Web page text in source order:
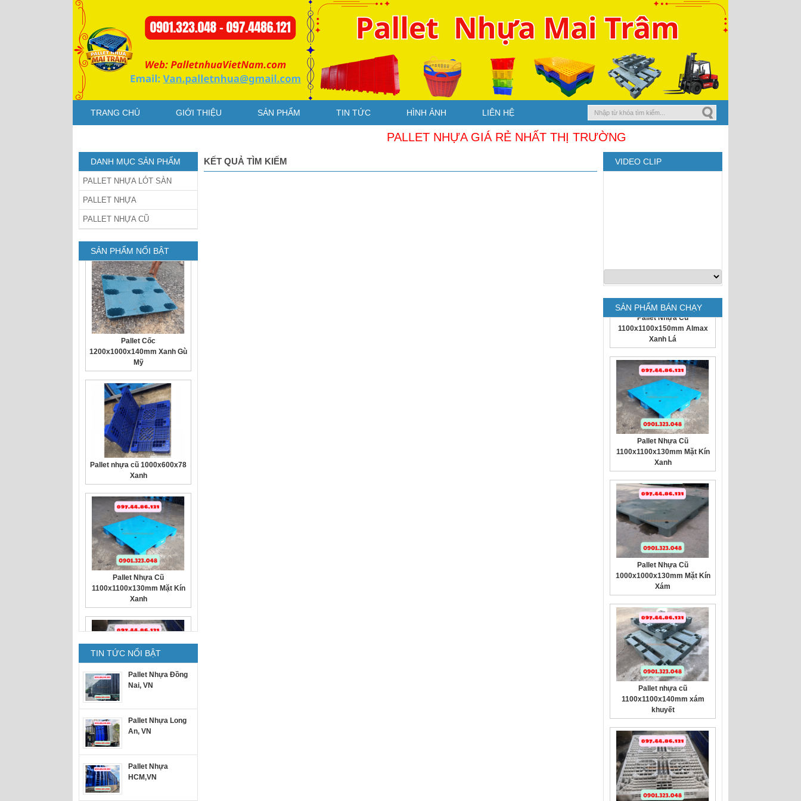
TRANG CHỦ GIỚI THIỆU SẢN PHẨM TIN TỨC HÌNH ẢNH LIÊN HỆ
PALLET NHỰA GIÁ RẺ NHẤT THỊ TRƯỜNG
DANH MỤC SẢN PHẨM
PALLET NHỰA LÓT SÀN
PALLET NHỰA
PALLET NHỰA CŨ
SẢN PHẨM NỔI BẬT
1200x1200x150mm chân
dằng xanh
Pallet Nhựa Cũ
Pallet Cốc
1200x1000x140mm Xanh Gù
Mỹ
Pallet nhựa cũ 1000x600x78
Xanh
Pallet Nhựa Cũ
1100x1100x130mm Mặt Kín
Xanh
Pallet nhựa cũ
1300x1100x150mm trắng
TIN TỨC NỔI BẬT
Pallet Nhựa Đồng
Nai, VN
Pallet Nhựa Long
An, VN
Pallet Nhựa
HCM,VN
KẾT QUẢ TÌM KIẾM VIDEO CLIP
SẢN PHẨM BÁN CHẠY
Vỉ nhựa 950x950x18mm
Pallet Nhựa Cũ
1100x1100x150mm Almax
Xanh Lá
Pallet Nhựa Cũ
1100x1100x130mm Mặt Kín
Xanh
Pallet Nhựa Cũ
1000x1000x130mm Mặt Kín
Xám
Pallet nhựa cũ
1100x1100x140mm xám
khuyết